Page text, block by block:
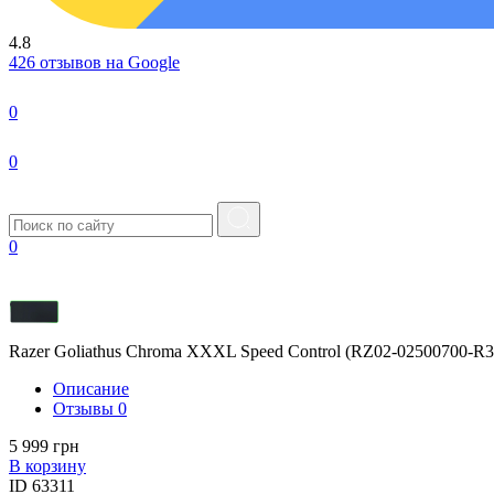
4.8
426 отзывов на Google
0
0
0
Razer Goliathus Chroma XXXL Speed Control (RZ02-02500700-
Описание
Отзывы 0
5 999 грн
В корзину
ID 63311